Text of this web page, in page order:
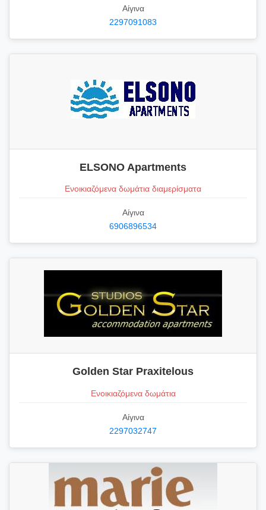
Αίγινα
2297091083
ELSONO Apartments
Ενοικιαζόμενα δωμάτια διαμερίσματα
Αίγινα
6906896534
Golden Star Praxitelous
Ενοικιαζόμενα δωμάτια
Αίγινα
2297032747